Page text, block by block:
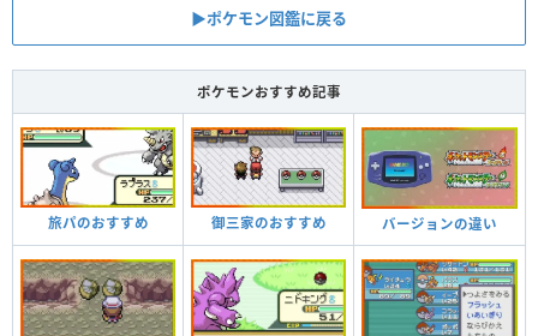
▶︎ポケモン図鑑に戻る
ポケモンおすすめ記事
旅パのおすすめ 御三家のおすすめ バージョンの違い